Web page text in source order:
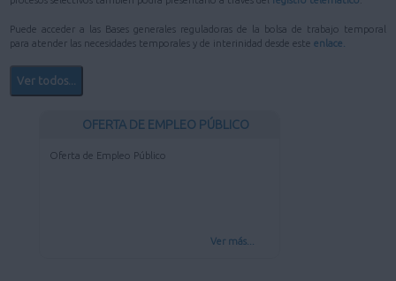
Puede acceder a las Bases generales reguladoras de la bolsa de trabajo temporal
para atender las necesidades temporales y de interinidad desde esteenlace.
Ver todos...
OFERTA DE EMPLEO PÚBLICO
Oferta de Empleo Público
Ver más...